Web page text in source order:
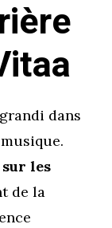
dans
les
de la